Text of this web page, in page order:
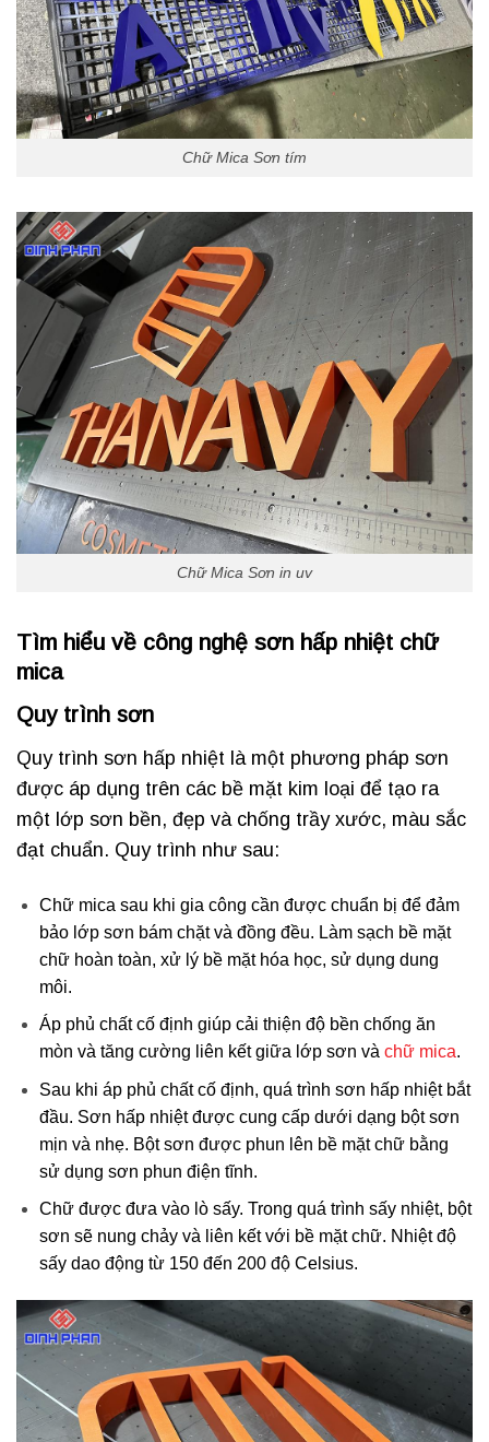
Chữ Mica Sơn tím
Chữ Mica Sơn in uv
Tìm hiểu về công nghệ sơn hấp nhiệt chữ
mica
Quy trình sơn
Quy trình sơn hấp nhiệt là một phương pháp sơn
được áp dụng trên các bề mặt kim loại để tạo ra
một lớp sơn bền, đẹp và chống trầy xước, màu sắc
đạt chuẩn. Quy trình như sau:
Chữ mica sau khi gia công cần được chuẩn bị để đảm
bảo lớp sơn bám chặt và đồng đều. Làm sạch bề mặt
chữ hoàn toàn, xử lý bề mặt hóa học, sử dụng dung
môi.
Áp phủ chất cố định giúp cải thiện độ bền chống ăn
mòn và tăng cường liên kết giữa lớp sơn và chữ mica.
Sau khi áp phủ chất cố định, quá trình sơn hấp nhiệt bắt
đầu. Sơn hấp nhiệt được cung cấp dưới dạng bột sơn
mịn và nhẹ. Bột sơn được phun lên bề mặt chữ bằng
sử dụng sơn phun điện tĩnh.
Chữ được đưa vào lò sấy. Trong quá trình sấy nhiệt, bột
sơn sẽ nung chảy và liên kết với bề mặt chữ. Nhiệt độ
sấy dao động từ 150 đến 200 độ Celsius.